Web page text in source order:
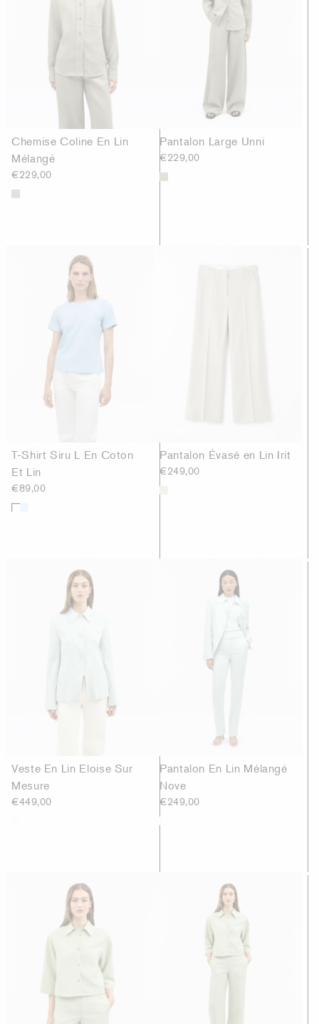
Chemise Coline En Lin
Mélangé
€229,00
Pantalon Large Unni
€229,00
T-Shirt Siru L En Coton
Et Lin
€89,00
Pantalon Évasé en Lin Irit
€249,00
Veste En Lin Eloise Sur
Mesure
€449,00
Pantalon En Lin Mélangé
Nove
€249,00